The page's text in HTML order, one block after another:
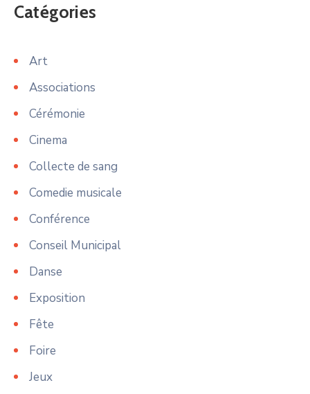
Catégories
Art
Associations
Cérémonie
Cinema
Collecte de sang
Comedie musicale
Conférence
Conseil Municipal
Danse
Exposition
Fête
Foire
Jeux